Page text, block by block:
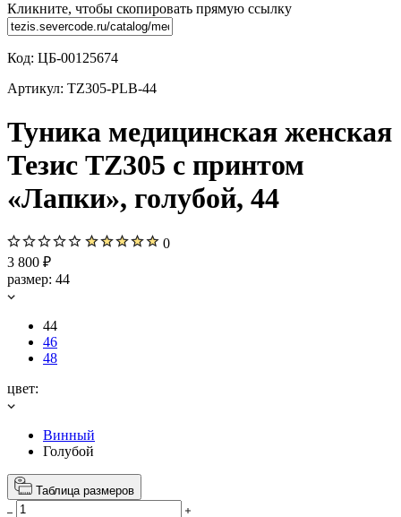
Кликните, чтобы скопировать прямую ссылку
Код: ЦБ-00125674
Артикул: TZ305-PLB-44
Туника медицинская женская
Тезис TZ305 с принтом
«Лапки», голубой, 44
0
3 800 ₽
размер: 44
44
46
48
цвет:
Винный
Голубой
Таблица размеров